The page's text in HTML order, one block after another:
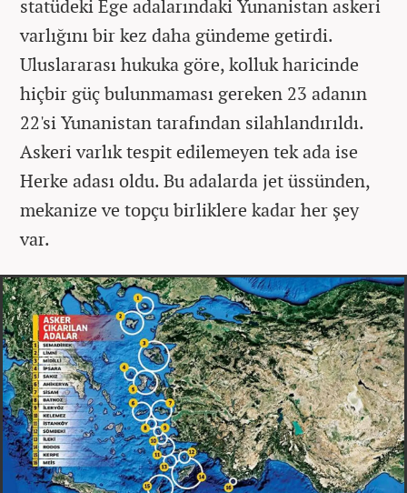
statüdeki Ege adalarındaki Yunanistan askeri
varlığını bir kez daha gündeme getirdi.
Uluslararası hukuka göre, kolluk haricinde
hiçbir güç bulunmaması gereken 23 adanın
22'si Yunanistan tarafından silahlandırıldı.
Askeri varlık tespit edilemeyen tek ada ise
Herke adası oldu. Bu adalarda jet üssünden,
mekanize ve topçu birliklere kadar her şey
var.